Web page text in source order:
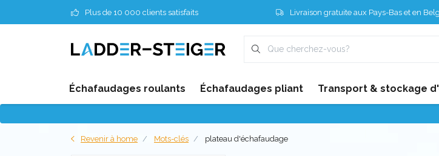
Plus de 10 000 clients satisfaits Livraison gratuite aux Pays-Bas et en
Échafaudages roulants Échafaudages pliant Transport & stockage
Revenir à home Mots-clés plateau d'échafaudage